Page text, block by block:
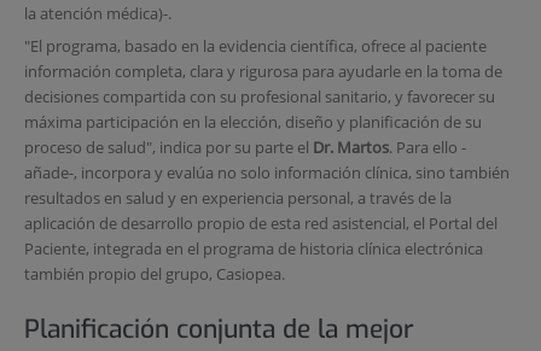
la atención médica)-.
"El programa, basado en la evidencia científica, ofrece al paciente
información completa, clara y rigurosa para ayudarle en la toma de
decisiones compartida con su profesional sanitario, y favorecer su
máxima participación en la elección, diseño y planificación de su
proceso de salud", indica por su parte el Dr. Martos. Para ello -
añade-, incorpora y evalúa no solo información clínica, sino también
resultados en salud y en experiencia personal, a través de la
aplicación de desarrollo propio de esta red asistencial, el Portal del
Paciente, integrada en el programa de historia clínica electrónica
también propio del grupo, Casiopea.
Planificación conjunta de la mejor